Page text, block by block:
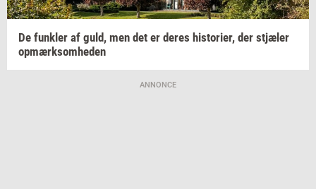
De funk­ler af guld, men det er deres hi­sto­ri­er, der stjæ­ler
op­mærk­som­he­den
ANNONCE